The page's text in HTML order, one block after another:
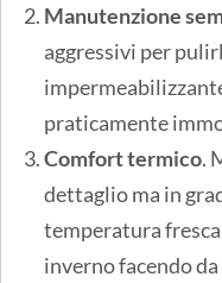
Manutenzione
aggressivi per
praticamente
Comfort termico.
dettaglio ma in
temperatura
inverno facendo